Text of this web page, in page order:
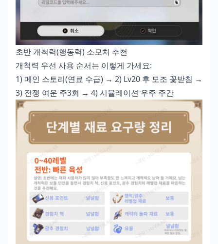
초반 개척력(행동력) 소모처 추천
개척력 우선 사용 순서는 이렇게 가세요:
1) 메인 스토리(연료 수급) → 2) Lv20 후 모조 꽃받침 →
3) 전쟁 여운 주3회 → 4) 시뮬레이션 우주 주간